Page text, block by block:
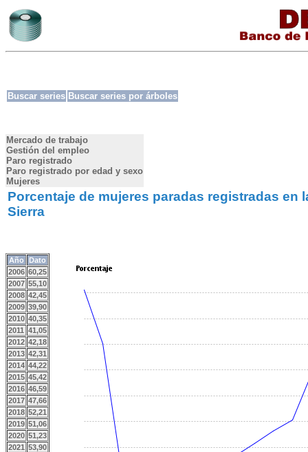
Buscar series Buscar series por árboles
Mercado de trabajo
Gestión del empleo
Paro registrado
Paro registrado por edad y sexo
Mujeres
Porcentaje de mujeres paradas registradas en
Sierra
Año
Dato
2006 60,25
2007 55,10
2008 42,45
2009 39,90
2010 40,35
2011 41,05
2012 42,18
2013 42,31
2014 44,22
2015 45,42
2016 46,59
2017 47,66
2018 52,21
2019 51,06
2020 51,23
2021 53,90